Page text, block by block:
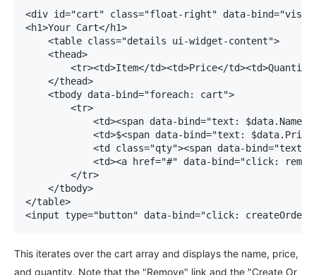
<div id="cart" class="float-right" data-
<h1>Your Cart</h1>
    <table class="details ui-widget-content">
    <thead>
<tr><td>Item</td><td>Price</
    </thead>
    <tbody data-bind="foreach: cart">
        <tr>
<td><span data-bind="text:
<td>$<span data-bind="text:
<td class="qty"><span data-
<td><a href="#" data-bind="click:
        </tr>
    </tbody>
</table>
<input type="button" data-bind="click: createOrder"
This iterates over the cart array and displays the name, price,
and quantity. Note that the "Remove" link and the "Create Or